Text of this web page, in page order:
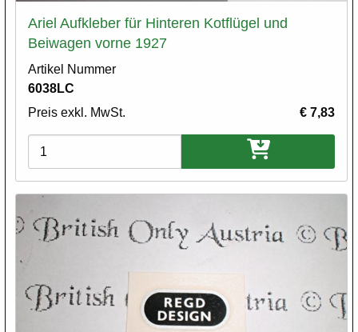
Ariel Aufkleber für Hinteren Kotflügel und
Beiwagen vorne 1927
Artikel Nummer
6038LC
Preis exkl. MwSt.
€ 7,83
Varianten